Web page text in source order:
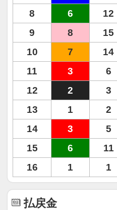
8
6 12
9
8 15
10
7 14
11
3 6
12
2 3
13
1 2
14
3 5
15
6 11
16
1 1
払戻金